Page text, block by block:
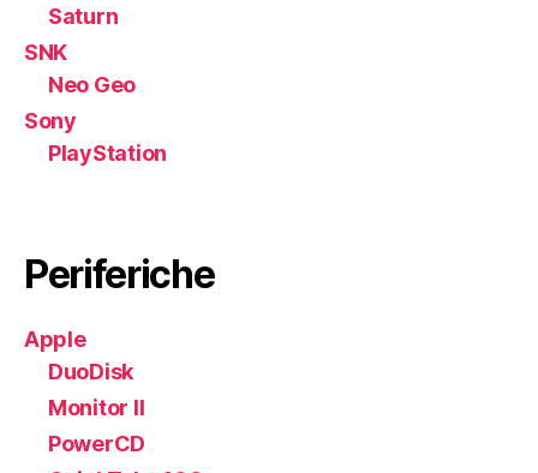
Saturn
SNK
Neo Geo
Sony
PlayStation
Periferiche
Apple
DuoDisk
Monitor II
PowerCD